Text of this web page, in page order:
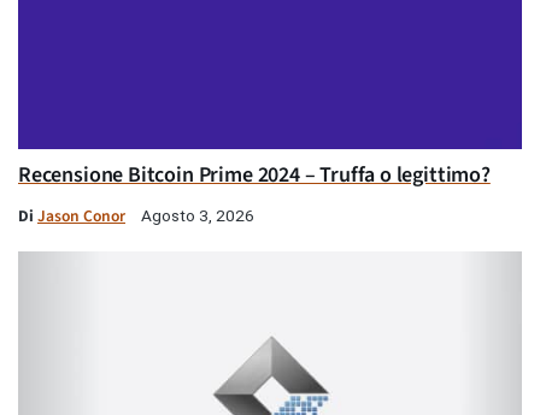
Recensione Bitcoin Prime 2024 – Truffa o legittimo?
Di Jason Conor Agosto 3, 2026